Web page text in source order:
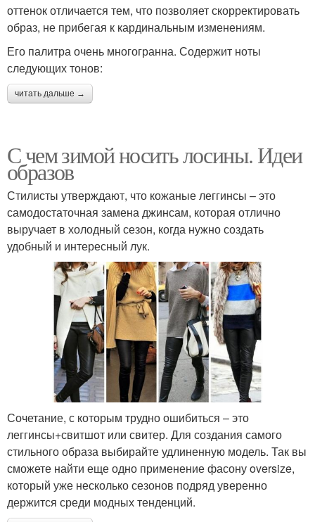
оттенок отличается тем, что позволяет скорректировать
образ, не прибегая к кардинальным изменениям.
Его палитра очень многогранна. Содержит ноты
следующих тонов:
читать дальше →
С чем зимой носить лосины. Идеи
образов
Стилисты утверждают, что кожаные леггинсы – это
самодостаточная замена джинсам, которая отлично
выручает в холодный сезон, когда нужно создать
удобный и интересный лук.
Сочетание, с которым трудно ошибиться – это
леггинсы+свитшот или свитер. Для создания самого
стильного образа выбирайте удлиненную модель. Так вы
сможете найти еще одно применение фасону oversize,
который уже несколько сезонов подряд уверенно
держится среди модных тенденций.